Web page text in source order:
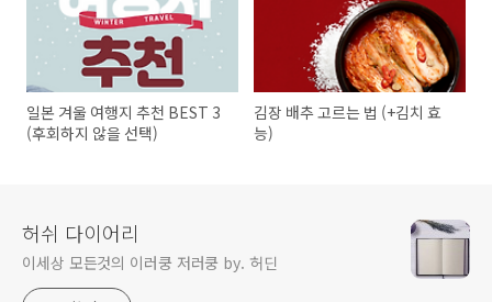
일본 겨울 여행지 추천 BEST 3
(후회하지 않을 선택)
김장 배추 고르는 법 (+김치 효
능)
허쉬 다이어리
이세상 모든것의 이러쿵 저러쿵 by. 허딘